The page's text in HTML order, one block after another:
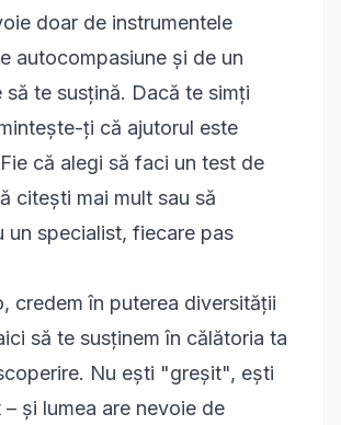
doar de instrumentele
autocompasiune și de un
să te susțină. Dacă te simți
ți că ajutorul este
că alegi să faci un test de
citești mai mult sau să
un specialist, fiecare pas
credem în puterea diversității
să te susținem în călătoria ta
Nu ești "greșit", ești
și lumea are nevoie de